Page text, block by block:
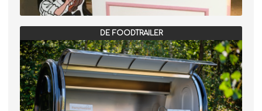
DE FOODTRAILER